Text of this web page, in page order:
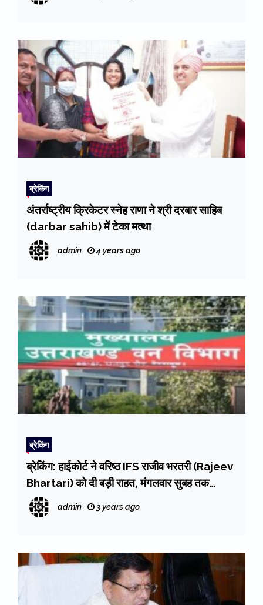
ब्रेकिंग
अंतर्राष्ट्रीय क्रिकेटर स्नेह राणा ने श्री दरबार साहिब
(darbar sahib) में टेका मत्था
admin 4 years ago
ब्रेकिंग
ब्रेकिंग: हाईकोर्ट ने वरिष्ठ IFS राजीव भरतरी (Rajeev
Bhartari) को दी बड़ी राहत, मंगलवार सुबह तक
पीसीसीएफ (हॉफ) के पद पर भरतरी को दोबारा से चार्ज
देने के निर्देश
admin 3 years ago